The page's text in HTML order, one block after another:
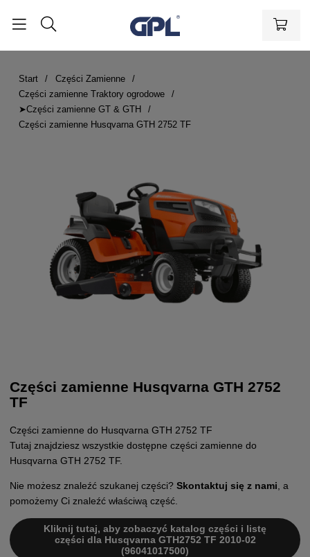
Start
Części Zamienne
Części zamienne Traktory ogrodowe
➤Części zamienne GT & GTH
Części zamienne Husqvarna GTH 2752 TF
Części zamienne Husqvarna GTH 2752
TF
Części zamienne do Husqvarna GTH 2752 TF
Tutaj znajdziesz wszystkie dostępne części zamienne do
Husqvarna GTH 2752 TF.
Nie możesz znaleźć szukanej części? Skontaktuj się z nami , a
pomożemy Ci znaleźć właściwą część.
Kliknij tutaj, aby zobaczyć katalog części i listę
części dla Husqvarna GTH2752 TF 2010-02
(96041017500)